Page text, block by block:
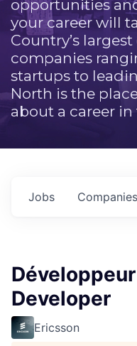
opportunities
your career will
Country’s
companies
startups to
North is the
about a career in
Jobs Companies
Developer
Ericsson